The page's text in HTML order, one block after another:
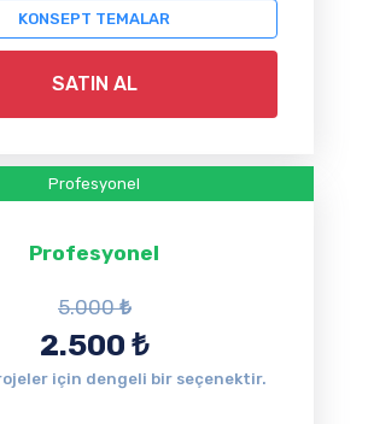
KONSEPT TEMALAR
SATIN AL
Profesyonel
Profesyonel
5.000₺
2.500₺
için dengeli bir seçenektir.